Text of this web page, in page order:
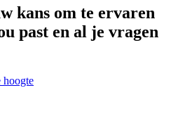
kans om te ervaren
past en al je vragen